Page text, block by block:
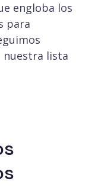
engloba los
para
nuestra lista